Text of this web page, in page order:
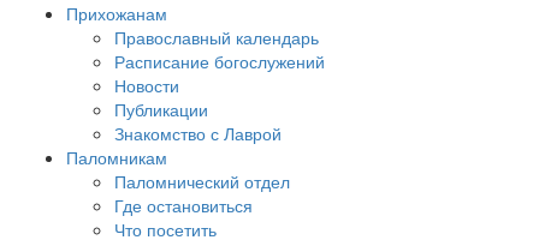
Прихожанам
Православный календарь
Расписание богослужений
Новости
Публикации
Знакомство с Лаврой
Паломникам
Паломнический отдел
Где остановиться
Что посетить